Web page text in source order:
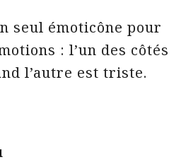
seul émoticône pour
: l’un des côtés
l’autre est triste.